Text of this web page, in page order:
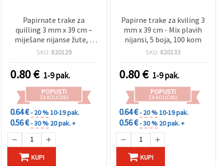
Papirnate trake za
quilling 3 mm x 39 cm –
miješane nijanse žute, 5
boja, 100 kom
SKU: 820129
0.80€ 1-9 pak.
POPUSTI
ZA KOLIČINU
0.64 €- 20 %10-19 pak.
0.56 €- 30 % 20 pak. +
KUPI
Papirne trake za kviling 3
mm x 39 cm - Mix plavih
nijansi, 5 boja, 100 kom
SKU: 820133
0.80€ 1-9 pak.
POPUSTI
ZA KOLIČINU
0.64 €- 20 %10-19 pak.
0.56 €- 30 % 20 pak. +
KUPI